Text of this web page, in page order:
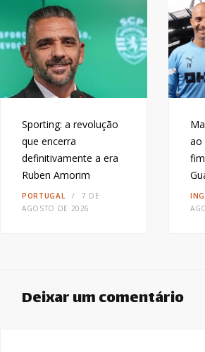
Sporting: a revolução
que encerra
definitivamente a era
Ruben Amorim
PORTUGAL
7 DE
AGOSTO DE 2026
ao
Deixar um comentário